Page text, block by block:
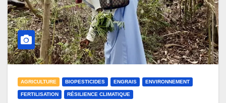
AGRICULTURE BIOPESTICIDES ENGRAIS ENVIRONNEMENT
FERTILISATION RÉSILIENCE CLIMATIQUE